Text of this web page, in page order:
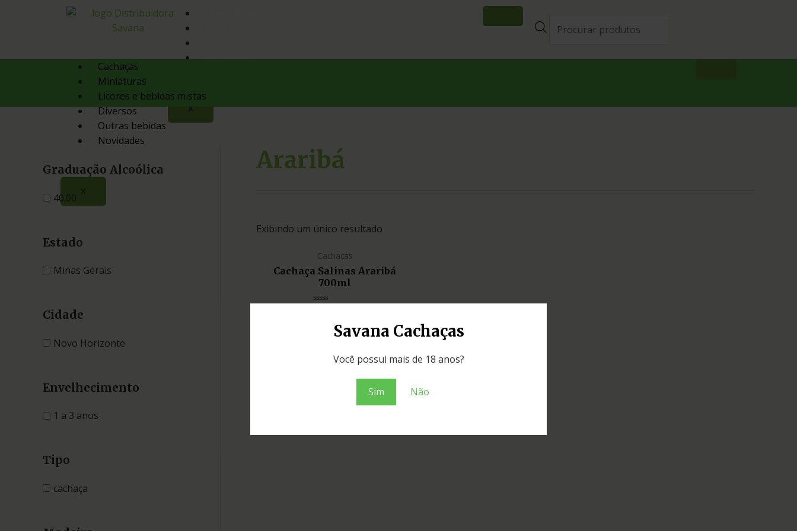
Savana Cachaças
Você possui mais de 18 anos?
Sim Não
Orçamento
X
Cachaças
Miniaturas
Licores e bebidas mistas
Diversos
Outras bebidas
Novidades
X
Graduação Alcoólica
40.00
Estado
Minas Gerais
Cidade
Novo Horizonte
Envelhecimento
1 a 3 anos
Tipo
cachaça
Araribá
Exibindo um único resultado
Cachaças
Cachaça Salinas Araribá
700ml